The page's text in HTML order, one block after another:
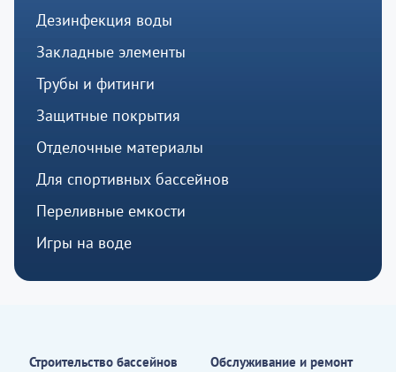
Дезинфекция воды
Закладные элементы
Трубы и фитинги
Защитные покрытия
Отделочные материалы
Для спортивных бассейнов
Переливные емкости
Игры на воде
Строительство бассейнов Обслуживание и ремонт